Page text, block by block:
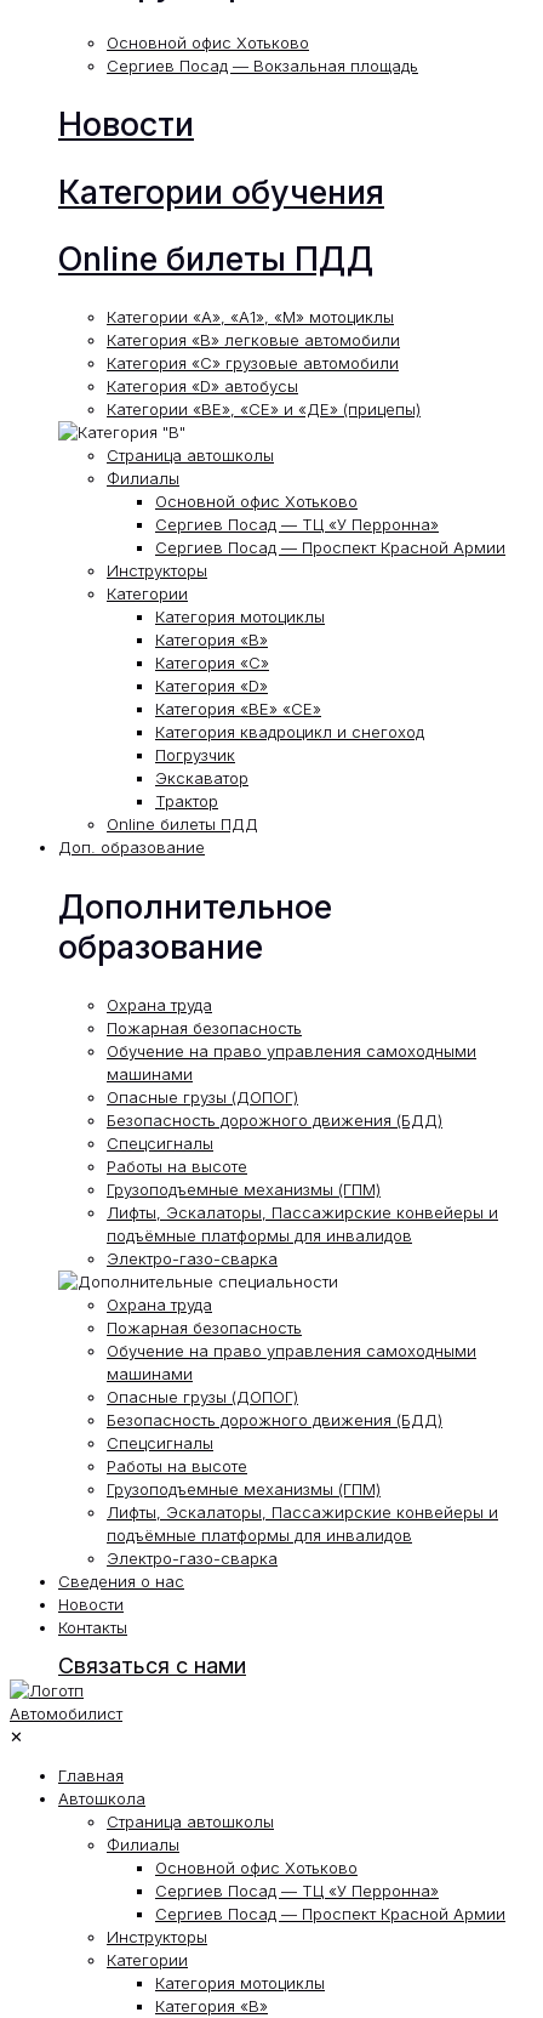
Основной офис Хотьково
Сергиев Посад — Вокзальная площадь
Новости
Категории обучения
Online билеты ПДД
Категории «А», «А1», «М» мотоциклы
Категория «В» легковые автомобили
Категория «С» грузовые автомобили
Категория «D» автобусы
Категории «ВЕ», «СЕ» и «ДЕ» (прицепы)
Страница автошколы
Филиалы
Основной офис Хотьково
Сергиев Посад — ТЦ «У Перронна»
Сергиев Посад — Проспект Красной Армии
Инструкторы
Категории
Категория мотоциклы
Категория «В»
Категория «С»
Категория «D»
Категория «ВЕ» «СЕ»
Категория квадроцикл и снегоход
Погрузчик
Экскаватор
Трактор
Online билеты ПДД
Доп. образование
Дополнительное
образование
Охрана труда
Пожарная безопасность
Обучение на право управления самоходными
машинами
Опасные грузы (ДОПОГ)
Безопасность дорожного движения (БДД)
Спецсигналы
Работы на высоте
Грузоподъемные механизмы (ГПМ)
Лифты, Эскалаторы, Пассажирские конвейеры и
подъёмные платформы для инвалидов
Электро-газо-сварка
Охрана труда
Пожарная безопасность
Обучение на право управления самоходными
машинами
Опасные грузы (ДОПОГ)
Безопасность дорожного движения (БДД)
Спецсигналы
Работы на высоте
Грузоподъемные механизмы (ГПМ)
Лифты, Эскалаторы, Пассажирские конвейеры и
подъёмные платформы для инвалидов
Электро-газо-сварка
Сведения о нас
Новости
Контакты
Связаться с нами
✕
Главная
Автошкола
Страница автошколы
Филиалы
Основной офис Хотьково
Сергиев Посад — ТЦ «У Перронна»
Сергиев Посад — Проспект Красной Армии
Инструкторы
Категории
Категория мотоциклы
Категория «В»